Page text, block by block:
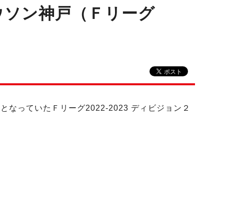
ン神戸（Ｆリーグ
なっていたＦリーグ2022-2023 ディビジョン２